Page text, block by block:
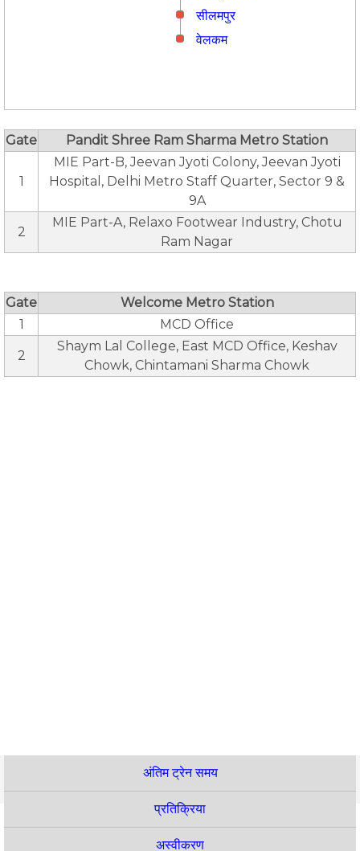
सीलमपुर
वेलकम
Gate Pandit Shree Ram Sharma Metro Station
1
MIE Part-B, Jeevan Jyoti Colony, Jeevan Jyoti
Hospital, Delhi Metro Staff Quarter, Sector 9 &
9A
2
MIE Part-A, Relaxo Footwear Industry, Chotu
Ram Nagar
Gate
Welcome Metro Station
1
MCD Office
2
Shaym Lal College, East MCD Office, Keshav
Chowk, Chintamani Sharma Chowk
अंतिम ट्रेन समय
प्रतिक्रिया
अस्वीकरण